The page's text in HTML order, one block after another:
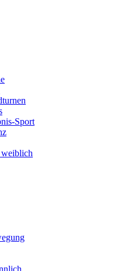
Sport
weiblich